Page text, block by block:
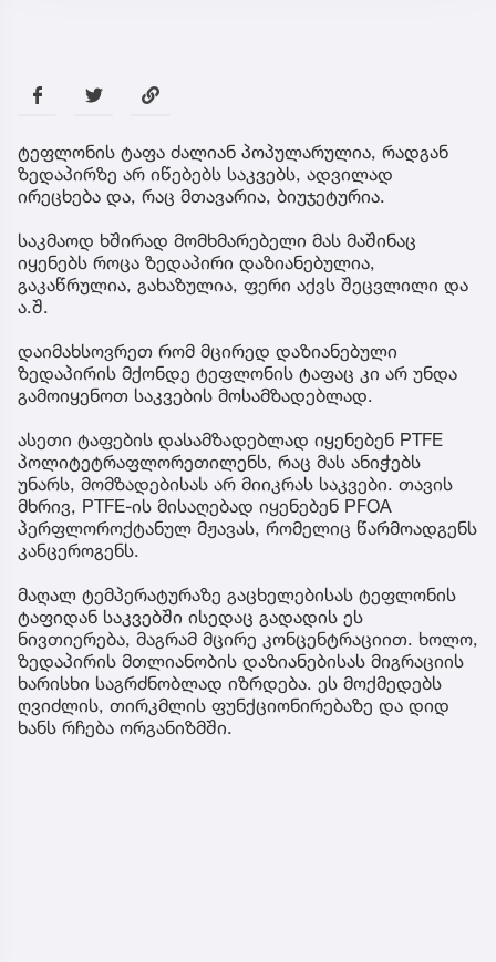
ტეფლონის ტაფა ძალიან პოპულარულია, რადგან
ზედაპირზე არ იწებებს საკვებს, ადვილად
ირეცხება და, რაც მთავარია, ბიუჯეტურია.
საკმაოდ ხშირად მომხმარებელი მას მაშინაც
იყენებს როცა ზედაპირი დაზიანებულია,
გაკაწრულია, გახაზულია, ფერი აქვს შეცვლილი და
ა.შ.
დაიმახსოვრეთ რომ მცირედ დაზიანებული
ზედაპირის მქონდე ტეფლონის ტაფაც კი არ უნდა
გამოიყენოთ საკვების მოსამზადებლად.
ასეთი ტაფების დასამზადებლად იყენებენ PTFE
პოლიტეტრაფლორეთილენს, რაც მას ანიჭებს
უნარს, მომზადებისას არ მიიკრას საკვები. თავის
მხრივ, PTFE-ის მისაღებად იყენებენ PFOA
პერფლოროქტანულ მჟავას, რომელიც წარმოადგენს
კანცეროგენს.
მაღალ ტემპერატურაზე გაცხელებისას ტეფლონის
ტაფიდან საკვებში ისედაც გადადის ეს
ნივთიერება, მაგრამ მცირე კონცენტრაციით. ხოლო,
ზედაპირის მთლიანობის დაზიანებისას მიგრაციის
ხარისხი საგრძნობლად იზრდება. ეს მოქმედებს
ღვიძლის, თირკმლის ფუნქციონირებაზე და დიდ
ხანს რჩება ორგანიზმში.